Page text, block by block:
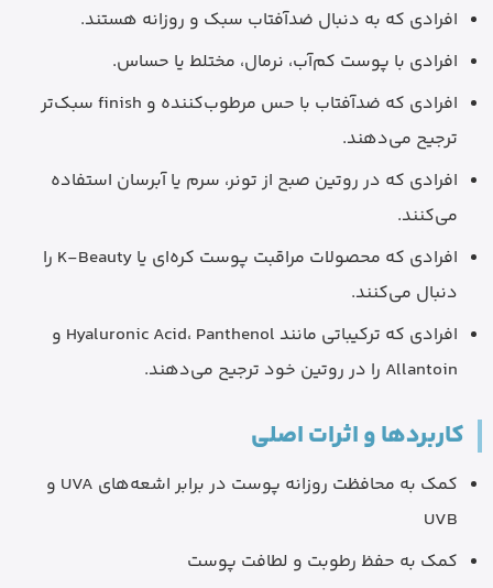
افرادی که به دنبال ضدآفتاب سبک و روزانه هستند.
افرادی با پوست کم‌آب، نرمال، مختلط یا حساس.
افرادی که ضدآفتاب با حس مرطوب‌کننده و finish سبک‌تر
ترجیح می‌دهند.
افرادی که در روتین صبح از تونر، سرم یا آبرسان استفاده
می‌کنند.
افرادی که محصولات مراقبت پوست کره‌ای یا K-Beauty را
دنبال می‌کنند.
افرادی که ترکیباتی مانند Hyaluronic Acid، Panthenol و
Allantoin را در روتین خود ترجیح می‌دهند.
کاربردها و اثرات اصلی
کمک به محافظت روزانه پوست در برابر اشعه‌های UVA و
UVB
کمک به حفظ رطوبت و لطافت پوست